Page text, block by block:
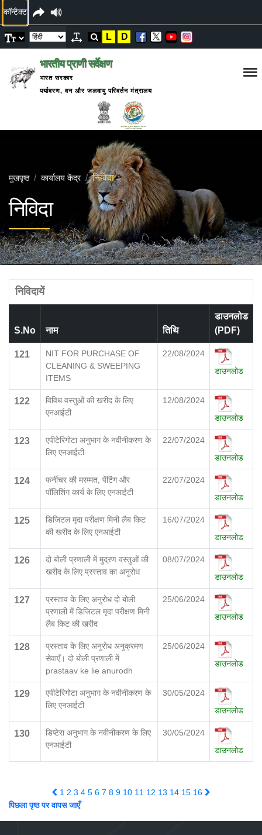
कॉन्टैक्ट
L D
भारतीय प्राणी सर्वेक्षण
भारत सरकार
पर्यावरण, वन और जलवायु परिवर्तन मंत्रालय
मुखपृष्ठ कार्यालय केंद्र निविदा
निविदा
निविदायें
S.No नाम तिथि
डाउनलोड
(PDF)
121
NIT FOR PURCHASE OF
CLEANING & SWEEPING
ITEMS
22/08/2024
डाउनलोड
122
विविध वस्तुओं की खरीद के लिए
एनआईटी
12/08/2024
डाउनलोड
123
एपीटेरिगोटा अनुभाग के नवीनीकरण के
लिए एनआईटी
22/07/2024
डाउनलोड
124
फर्नीचर की मरम्मत, पेंटिंग और
पॉलिशिंग कार्य के लिए एनआईटी
22/07/2024
डाउनलोड
125
डिजिटल मृदा परीक्षण मिनी लैब किट
की खरीद के लिए एनआईटी
16/07/2024
डाउनलोड
126
दो बोली प्रणाली में मुद्रण वस्तुओं की
खरीद के लिए प्रस्ताव का अनुरोध
08/07/2024
डाउनलोड
127
प्रस्ताव के लिए अनुरोध दो बोली
प्रणाली में डिजिटल मृदा परीक्षण मिनी
लैब किट की खरीद
25/06/2024
डाउनलोड
128
प्रस्ताव के लिए अनुरोध अनुक्रमण
सेवाएँ। दो बोली प्रणाली में
prastaav ke lie anurodh
25/06/2024
डाउनलोड
129
एपीटेरिगोटा अनुभाग के नवीनीकरण के
लिए एनआईटी
30/05/2024
डाउनलोड
130
डिप्टेरा अनुभाग के नवीनीकरण के लिए
एनआईटी
30/05/2024
डाउनलोड
1 2 3 4 5 6 7 8 9 10 11 12 13 14 15 16
पिछला पृष्ठ पर वापस जाएँ